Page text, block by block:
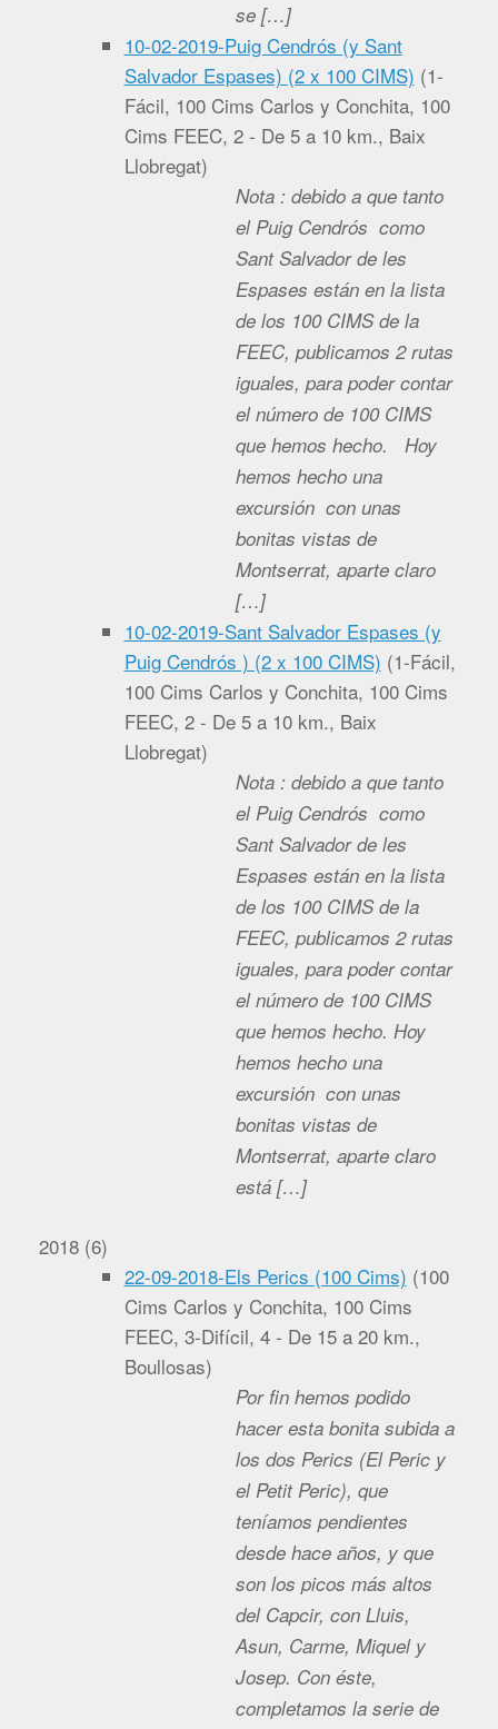
se […]
10-02-2019-Puig Cendrós (y Sant
Salvador Espases) (2 x 100 CIMS) (1-
Fácil, 100 Cims Carlos y Conchita, 100
Cims FEEC, 2 - De 5 a 10 km., Baix
Llobregat)
Nota : debido a que tanto
el Puig Cendrós como
Sant Salvador de les
Espases están en la lista
de los 100 CIMS de la
FEEC, publicamos 2 rutas
iguales, para poder contar
el número de 100 CIMS
que hemos hecho. Hoy
hemos hecho una
excursión con unas
bonitas vistas de
Montserrat, aparte claro
[…]
10-02-2019-Sant Salvador Espases (y
Puig Cendrós ) (2 x 100 CIMS) (1-Fácil,
100 Cims Carlos y Conchita, 100 Cims
FEEC, 2 - De 5 a 10 km., Baix
Llobregat)
Nota : debido a que tanto
el Puig Cendrós como
Sant Salvador de les
Espases están en la lista
de los 100 CIMS de la
FEEC, publicamos 2 rutas
iguales, para poder contar
el número de 100 CIMS
que hemos hecho. Hoy
hemos hecho una
excursión con unas
bonitas vistas de
Montserrat, aparte claro
está […]
2018 (6)
22-09-2018-Els Perics (100 Cims) (100
Cims Carlos y Conchita, 100 Cims
FEEC, 3-Difícil, 4 - De 15 a 20 km.,
Boullosas)
Por fin hemos podido
hacer esta bonita subida a
los dos Perics (El Peric y
el Petit Peric), que
teníamos pendientes
desde hace años, y que
son los picos más altos
del Capcir, con Lluis,
Asun, Carme, Miquel y
Josep. Con éste,
completamos la serie de